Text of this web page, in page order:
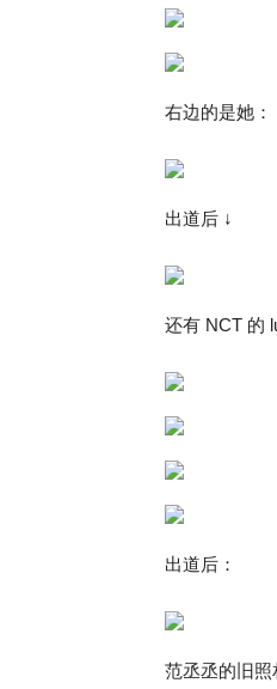
右边的是她：
出道后 ↓
还有 NCT 的
出道后：
范丞丞的旧照